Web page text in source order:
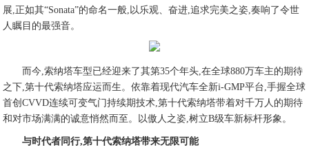
展,正如其“Sonata”的命名一般,以乐观、奋进,追求完美之姿,奏响了令世
人瞩目的最强音。
而今,索纳塔车型已经迎来了其第35个年头,在全球880万车主的期待
之下,第十代索纳塔应运而生。依靠着现代汽车全新i-GMP平台,手握全球
首创CVVD连续可变气门持续期技术,第十代索纳塔带着对千万人的期待
和对市场满满的诚意悄然而至。以傲人之姿,树立B级车新标杆形象。
与时代者同行,第十代索纳塔带来无限可能